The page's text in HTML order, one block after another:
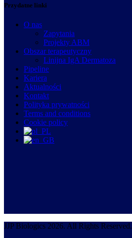
Przydatne linki
O nas
Zapytania
Projekty ABM
Obszar terapeutyczny
Linijna IgA Dermatoza
Pipeline
Kariera
Aktualności
Kontakt
Polityka prywatności
Terms and conditions
Cookie policy
JJP Biologics 2026. All Rights Reserved.